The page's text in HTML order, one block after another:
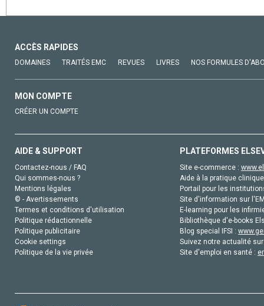
ACCÈS RAPIDES
DOMAINES TRAITÉS EMC REVUES LIVRES NOS FORMULES
MON COMPTE
CRÉER UN COMPTE
AIDE & SUPPORT
Contactez-nous / FAQ
Qui sommes-nous ?
Mentions légales
© - Avertissements
Termes et conditions d'utilisation
Politique rédactionnelle
Politique publicitaire
Cookie settings
Politique de la vie privée
PLATEFORMES
Site e-commerce :
Aide à la pratique
Portail pour les
Site d'information sur
E-learning pour les
Bibliothèque d'e-books
Blog special IFSI :
Suivez notre actualité
Site d'emploi en santé :